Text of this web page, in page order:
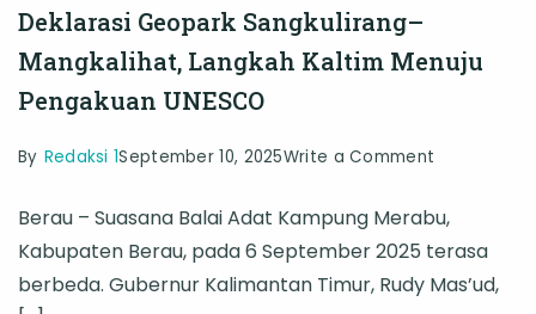
Deklarasi Geopark Sangkulirang–
Mangkalihat, Langkah Kaltim Menuju
Pengakuan UNESCO
By Redaksi 1September 10, 2025Write a Comment
Geopark
Berau – Suasana Balai Adat Kampung Merabu,
Kabupaten Berau, pada 6 September 2025 terasa
berbeda. Gubernur Kalimantan Timur, Rudy Mas’ud,